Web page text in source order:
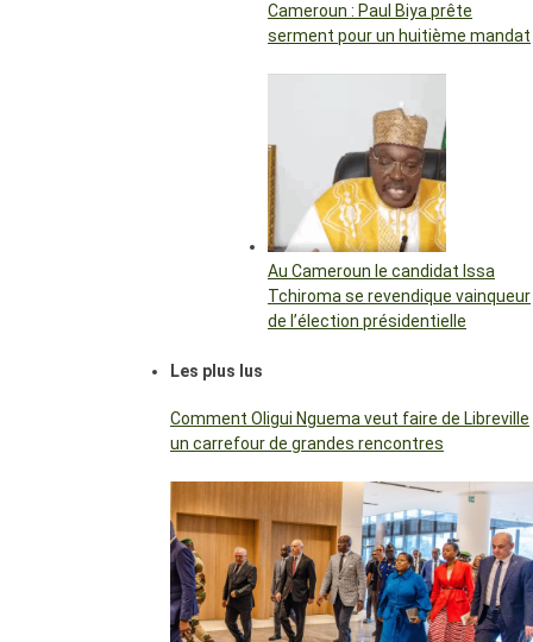
Cameroun : Paul Biya prête
serment pour un huitième mandat
Au Cameroun le candidat Issa
Tchiroma se revendique vainqueur
de l’élection présidentielle
Les plus lus
Comment Oligui Nguema veut faire de Libreville
un carrefour de grandes rencontres